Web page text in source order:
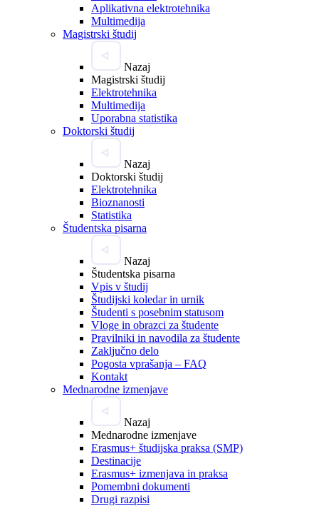
Aplikativna elektrotehnika
Multimedija
Magistrski študij
Nazaj
Magistrski študij
Elektrotehnika
Multimedija
Uporabna statistika
Doktorski študij
Nazaj
Doktorski študij
Elektrotehnika
Bioznanosti
Statistika
Študentska pisarna
Nazaj
Študentska pisarna
Vpis v študij
Študijski koledar in urnik
Študenti s posebnim statusom
Vloge in obrazci za študente
Pravilniki in navodila za študente
Zaključno delo
Pogosta vprašanja – FAQ
Kontakt
Mednarodne izmenjave
Nazaj
Mednarodne izmenjave
Erasmus+ študijska praksa (SMP)
Destinacije
Erasmus+ izmenjava in praksa
Pomembni dokumenti
Drugi razpisi